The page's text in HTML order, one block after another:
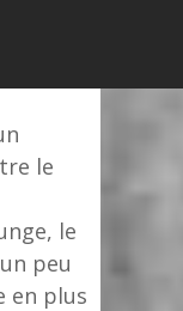
le
le
peu
en plus